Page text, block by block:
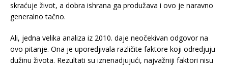
skraćuje život, a dobra ishrana ga produžava i ovo je naravno
generalno tačno.
Ali, jedna velika analiza iz 2010. daje neočekivan odgovor na
ovo pitanje. Ona je uporedjivala različite faktore koji odredjuju
dužinu života. Rezultati su iznenadjujući, najvažniji faktori nisu